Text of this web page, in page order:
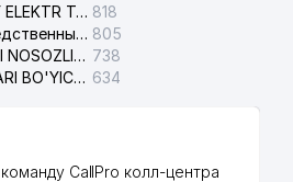
NAVOIY HUDUDIY ELEKTR TARMOQLARI KORXONASI AJ 818
Ташкентский следственный изолятор 805
ELEKTRTARMOG'I NOSOZLIKLARINI TO'ZATISH SERGELI XIZMATI 738
FUQAROLIK ISHLARI BO'YICHA UCH-TEPA TUMANI SUDI 634
CallPro колл-центра